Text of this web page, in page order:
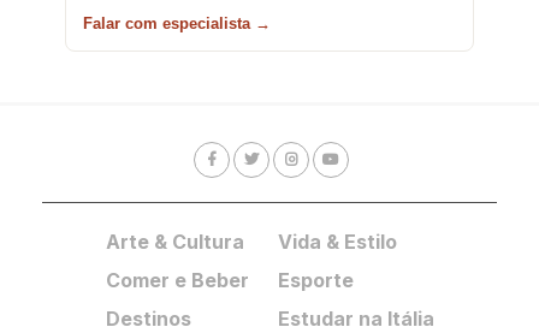
Falar com especialista →
Arte & Cultura
Comer e Beber
Destinos
Vida & Estilo
Esporte
Estudar na Itália